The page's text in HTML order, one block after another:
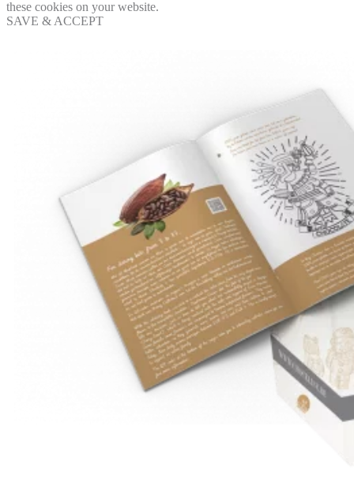
these cookies on your website.
SAVE & ACCEPT